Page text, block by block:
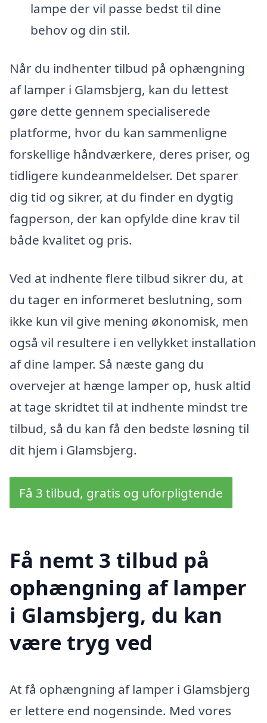
lampe der vil passe bedst til dine
behov og din stil.
Når du indhenter tilbud på ophængning
af lamper i Glamsbjerg, kan du lettest
gøre dette gennem specialiserede
platforme, hvor du kan sammenligne
forskellige håndværkere, deres priser, og
tidligere kundeanmeldelser. Det sparer
dig tid og sikrer, at du finder en dygtig
fagperson, der kan opfylde dine krav til
både kvalitet og pris.
Ved at indhente flere tilbud sikrer du, at
du tager en informeret beslutning, som
ikke kun vil give mening økonomisk, men
også vil resultere i en vellykket installation
af dine lamper. Så næste gang du
overvejer at hænge lamper op, husk altid
at tage skridtet til at indhente mindst tre
tilbud, så du kan få den bedste løsning til
dit hjem i Glamsbjerg.
Få 3 tilbud, gratis og uforpligtende
Få nemt 3 tilbud på
ophængning af lamper
i Glamsbjerg, du kan
være tryg ved
At få ophængning af lamper i Glamsbjerg
er lettere end nogensinde. Med vores